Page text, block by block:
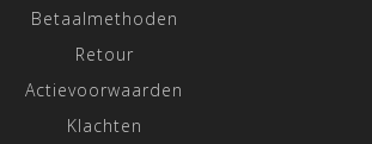
Betaalmethoden
Retour
Actievoorwaarden
Klachten